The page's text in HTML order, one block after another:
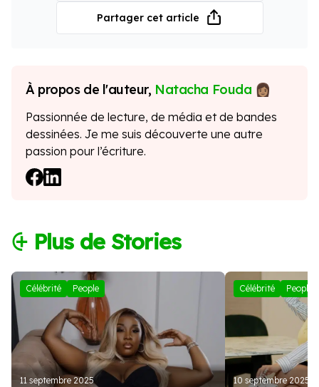
Partager cet article
À propos de l'auteur, Natacha Fouda
Passionnée de lecture, de média et de bandes
dessinées. Je me suis découverte une autre
passion pour l’écriture.
⨭ Plus de Stories
Célébrité People
11 septembre 2025
Célébrité People
10 septembre 2025